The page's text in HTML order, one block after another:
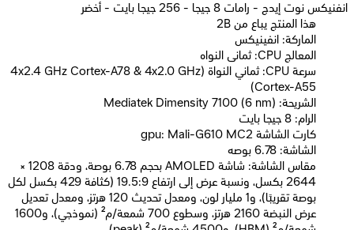
انفنيكس نوت إيدج - رامات 8 جيجا - 256 جيجا بايت - أخضر
2B هذا المنتج يباع من
الماركة: انفينيكس
المعالج CPU: ثمانى النواه
سرعة CPU: ثماني النواة (4x2.4 GHz Cortex-A78 & 4x2.0 GHz
Cortex-A55)
الشريحة: Mediatek Dimensity 7100 (6 nm)
الرام: 8 جيجا بايت
كارت الشاشة gpu: Mali-G610 MC2
الشاشة: 6.78 بوصه
مقاس الشاشة: شاشة AMOLED بحجم 6.78 بوصة، ودقة 1208 ×
2644 بكسل، ونسبة عرض إلى ارتفاع 19.5:9 (كثافة 429 بكسل لكل
بوصة تقريبًا)، و1 مليار لون، ومعدل تحديث 120 هرتز، ومعدل تعديل
عرض النبضة 2160 هرتز، وسطوع 700 شمعة/م² (نموذجي)، و1600